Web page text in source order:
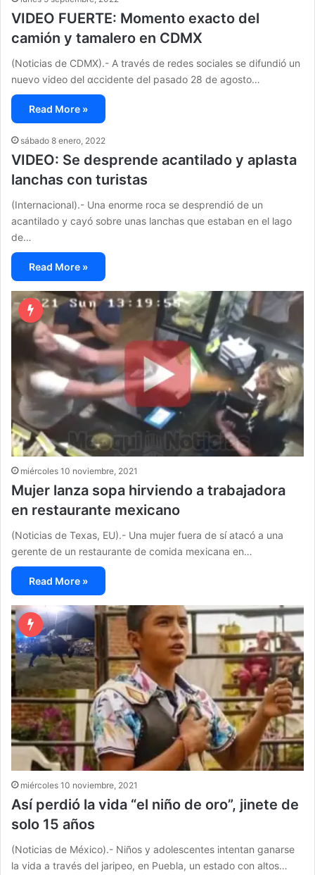
VIDEO FUERTE: Momento exacto del
camión y tamalero en CDMX
(Noticias de CDMX).- A través de redes sociales se difundió un
nuevo video del αccidente del pasado 28 de agosto…
Read More »
sábado 8 enero, 2022
VIDEO: Se desprende acantilado y aplasta
lanchas con turistas
(Internacional).- Una enorme roca se desprendió de un
acantilado y cayó sobre unas lanchas que estaban en el lago
de…
Read More »
miércoles 10 noviembre, 2021
Mujer lanza sopa hirviendo a trabajadora
en restaurante mexicano
(Noticias de Texas, EU).- Una mujer fuera de sí atacó a una
gerente de un restaurante de comida mexicana en…
Read More »
miércoles 10 noviembre, 2021
Así perdió la vida “el niño de oro”, jinete de
solo 15 años
(Noticias de México).- Niños y adolescentes intentan ganarse
la vida a través del jaripeo, en Puebla, un estado con altos…